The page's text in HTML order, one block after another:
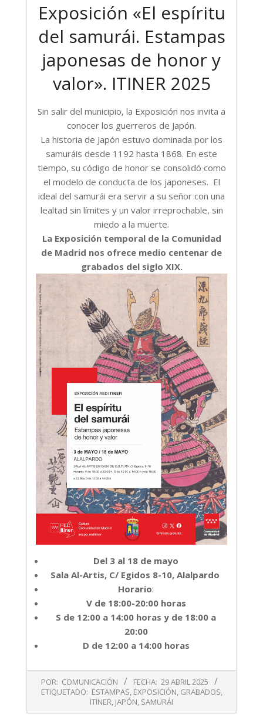
Exposición «El espíritu
del samurái. Estampas
japonesas de honor y
valor». ITINER 2025
Sin salir del municipio, la Exposición nos invita a
conocer los guerreros de Japón.
La historia de Japón estuvo dominada por los
samuráis desde 1192 hasta 1868. En este
tiempo, su código de honor se consolidó como
el modelo de conducta de los japoneses. El
ideal del samurái era servir a su señor con una
lealtad sin límites y un valor irreprochable, sin
miedo a la muerte.
La Exposición temporal de la Comunidad
de Madrid nos ofrece medio centenar de
grabados del siglo XIX.
Del 3 al 18 de mayo
Sala Al-Artis, C/ Egidos 8-10, Alalpardo
Horario:
V de 18:00-20:00 horas
S de 12:00 a 14:00 horas y de 18:00 a
20:00
D de 12:00 a 14:00 horas
POR: COMUNICACIÓN FECHA: 29 ABRIL 2025
ETIQUETADO: ESTAMPAS, EXPOSICIÓN, GRABADOS,
ITINER, JAPÓN, SAMURÁI